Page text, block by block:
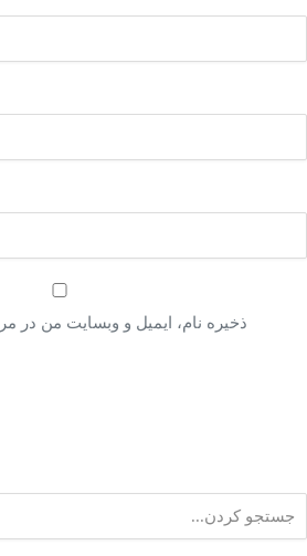
ذخیره نام، ایمیل و وبسایت من در